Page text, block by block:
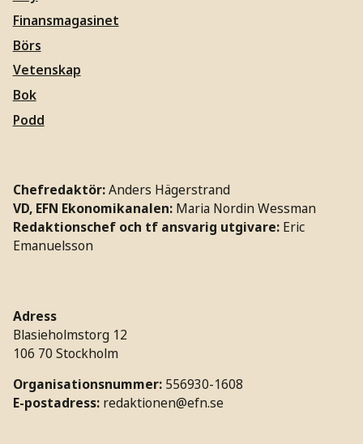
Finansmagasinet
Börs
Vetenskap
Bok
Podd
Chefredaktör:Anders Hägerstrand
VD, EFN Ekonomikanalen: Maria Nordin Wessman
Redaktionschef och tf ansvarig utgivare: Eric
Emanuelsson
Adress
Blasieholmstorg 12
106 70 Stockholm
Organisationsnummer: 556930-1608
E-postadress: redaktionen@efn.se